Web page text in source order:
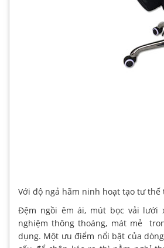
Với độ ngả hãm ninh hoạt tạo tư
Đệm ngồi êm ái, mút bọc vải lưới
nghiệm thông thoáng, mát mẻ
dụng. Một ưu điểm nổi bật của